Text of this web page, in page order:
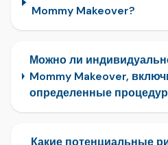
Mommy Makeover?
Можно ли
Mommy Makeover,
определенные
Какие потенциальные